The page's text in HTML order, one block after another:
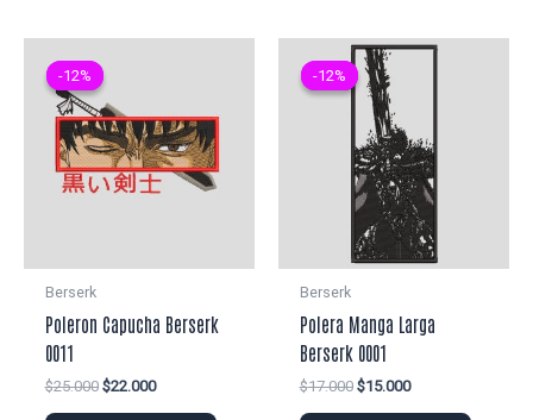
-12%
-12%
Berserk
Poleron Capucha Berserk
0011
$25.000 El
$22.000El
-12%
-12%
Berserk
Polera Manga Larga
Berserk 0001
$17.000 El
$15.000El